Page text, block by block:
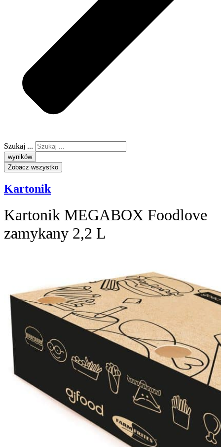
Szukaj ...
wyników
Zobacz wszystko
Kartonik
Kartonik MEGABOX Foodlove
zamykany 2,2 L